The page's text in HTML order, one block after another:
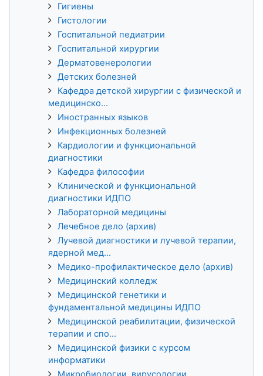
Гигиены
Гистологии
Госпитальной педиатрии
Госпитальной хирургии
Дерматовенерологии
Детских болезней
Кафедра детской хирургии с физической и
медицинско...
Иностранных языков
Инфекционных болезней
Кардиологии и функциональной
диагностики
Кафедра философии
Клинической и функциональной
диагностики ИДПО
Лабораторной медицины
Лечебное дело (архив)
Лучевой диагностики и лучевой терапии,
ядерной мед...
Медико-профилактическое дело (архив)
Медицинский колледж
Медицинской генетики и
фундаментальной медицины ИДПО
Медицинской реабилитации, физической
терапии и спо...
Медицинской физики с курсом
информатики